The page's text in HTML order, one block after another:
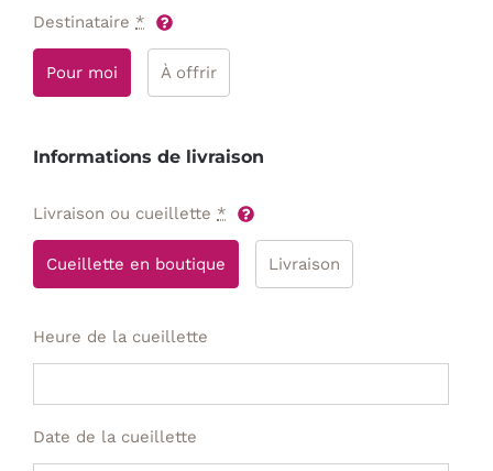
Destinataire *
Pour moi À offrir
Informations de livraison
Livraison ou cueillette *
Cueillette en boutique Livraison
Heure de la cueillette
Date de la cueillette